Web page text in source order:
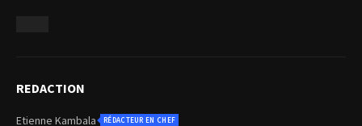
REDACTION
Etienne Kambala RÉDACTEUR EN CHEF